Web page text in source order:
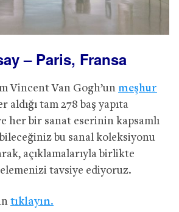
– Paris, Fransa
Vincent Van Gogh’un meşhur
aldığı tam 278 baş yapıta
her bir sanat eserinin kapsamlı
bu sanal koleksiyonu
açıklamalarıyla birlikte
tavsiye ediyoruz.
tıklayın.